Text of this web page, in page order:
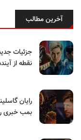
آخرین مطالب
جزئیات
نقطه از
رایان
بمب خبری